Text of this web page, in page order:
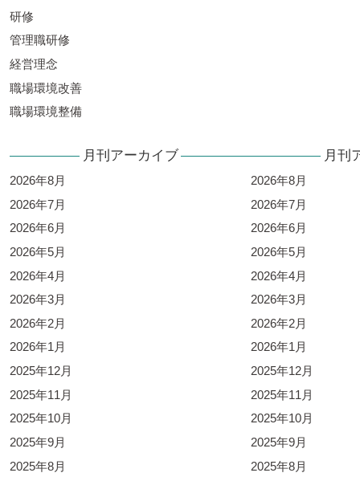
研修
管理職研修
経営理念
職場環境改善
職場環境整備
月刊アーカイブ
2026年8月
2026年7月
2026年6月
2026年5月
2026年4月
2026年3月
2026年2月
2026年1月
2025年12月
2025年11月
2025年10月
2025年9月
2025年8月
月刊
2026年8月
2026年7月
2026年6月
2026年5月
2026年4月
2026年3月
2026年2月
2026年1月
2025年12月
2025年11月
2025年10月
2025年9月
2025年8月